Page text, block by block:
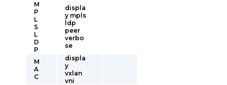
M
P
L
S
L
D
P
displa
y mpls
ldp
peer
verbo
se
M
A
C
displa
y
vxlan
vni